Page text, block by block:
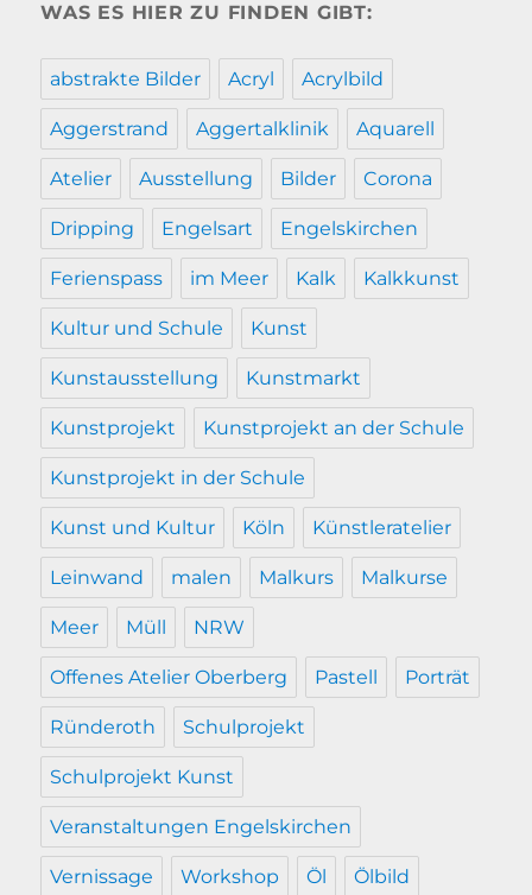
WAS ES HIER ZU FINDEN GIBT:
abstrakte Bilder Acryl Acrylbild
Aggerstrand Aggertalklinik Aquarell
Atelier Ausstellung Bilder Corona
Dripping Engelsart Engelskirchen
Ferienspass im Meer Kalk Kalkkunst
Kultur und Schule Kunst
Kunstausstellung Kunstmarkt
Kunstprojekt Kunstprojekt an der Schule
Kunstprojekt in der Schule
Kunst und Kultur Köln Künstleratelier
Leinwand malen Malkurs Malkurse
Meer Müll NRW
Offenes Atelier Oberberg Pastell Porträt
Ründeroth Schulprojekt
Schulprojekt Kunst
Veranstaltungen Engelskirchen
Vernissage Workshop Öl Ölbild